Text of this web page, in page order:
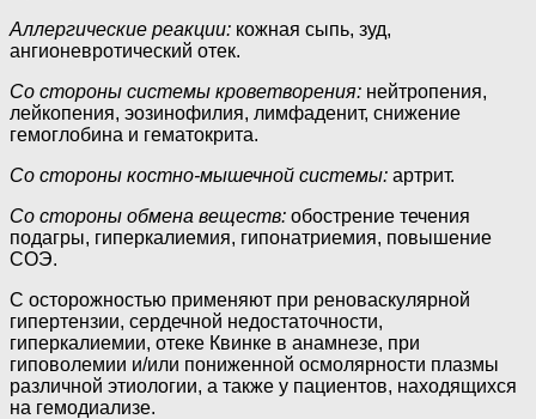
Аллергические реакции: кожная сыпь, зуд,
ангионевротический отек.
Со стороны системы кроветворения: нейтропения,
лейкопения, эозинофилия, лимфаденит, снижение
гемоглобина и гематокрита.
Со стороны костно-мышечной системы: артрит.
Со стороны обмена веществ: обострение течения
подагры, гиперкалиемия, гипонатриемия, повышение
СОЭ.
С осторожностью применяют при реноваскулярной
гипертензии, сердечной недостаточности,
гиперкалиемии, отеке Квинке в анамнезе, при
гиповолемии и/или пониженной осмолярности плазмы
различной этиологии, а также у пациентов, находящихся
на гемодиализе.